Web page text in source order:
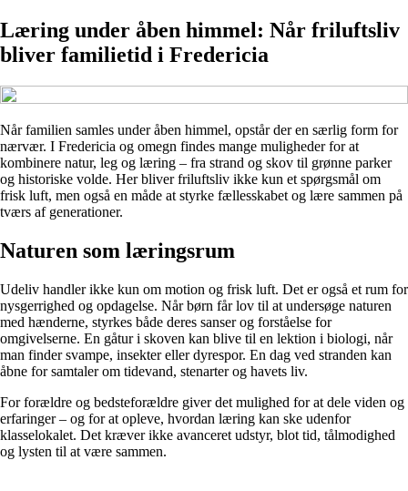
Læring under åben himmel: Når friluftsliv
bliver familietid i Fredericia
Når familien samles under åben himmel, opstår der en særlig form for
nærvær. I Fredericia og omegn findes mange muligheder for at
kombinere natur, leg og læring – fra strand og skov til grønne parker
og historiske volde. Her bliver friluftsliv ikke kun et spørgsmål om
frisk luft, men også en måde at styrke fællesskabet og lære sammen på
tværs af generationer.
Naturen som læringsrum
Udeliv handler ikke kun om motion og frisk luft. Det er også et rum for
nysgerrighed og opdagelse. Når børn får lov til at undersøge naturen
med hænderne, styrkes både deres sanser og forståelse for
omgivelserne. En gåtur i skoven kan blive til en lektion i biologi, når
man finder svampe, insekter eller dyrespor. En dag ved stranden kan
åbne for samtaler om tidevand, stenarter og havets liv.
For forældre og bedsteforældre giver det mulighed for at dele viden og
erfaringer – og for at opleve, hvordan læring kan ske udenfor
klasselokalet. Det kræver ikke avanceret udstyr, blot tid, tålmodighed
og lysten til at være sammen.